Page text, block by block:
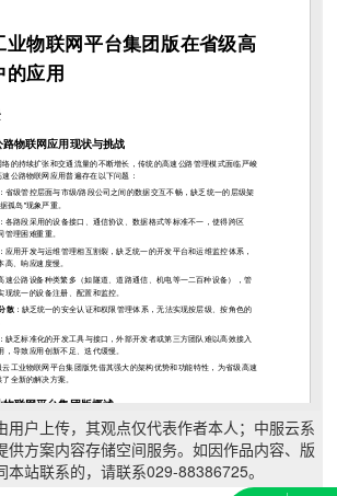
用户上传，其观点仅代表作者本人；中服云系
供方案内容存储空间服务。如因作品内容、版
站联系的，请联系029-88386725。